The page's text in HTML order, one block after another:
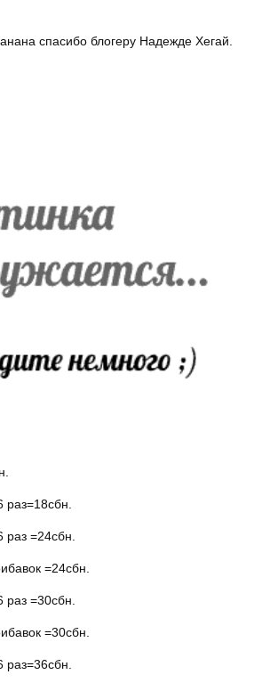
спасибо блогеру Надежде Хегай.
=24сбн.
=24сбн.
=30сбн.
=30сбн.